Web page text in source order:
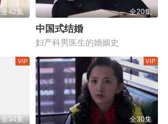
全42集 全20集
中国式结婚
妇产科男医生的婚姻史
全34集 全30集